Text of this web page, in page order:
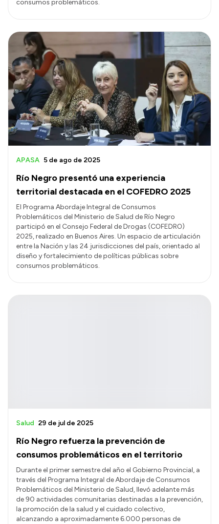
Consulta de pago a proveedores
Intranet
Login
consumos problemáticos.
Río Negro presentó una experiencia
territorial destacada en el COFEDRO 2025
APASA 5 de ago de 2025
El Programa Abordaje Integral de Consumos
Problemáticos del Ministerio de Salud de Río Negro
participó en el Consejo Federal de Drogas (COFEDRO)
2025, realizado en Buenos Aires. Un espacio de articulación
entre la Nación y las 24 jurisdicciones del país, orientado al
diseño y fortalecimiento de políticas públicas sobre
consumos problemáticos.
Río Negro refuerza la prevención de
consumos problemáticos en el territorio
Salud 29 de jul de 2025
Durante el primer semestre del año el Gobierno Provincial, a
través del Programa Integral de Abordaje de Consumos
Problemáticos del Ministerio de Salud, llevó adelante más
de 90 actividades comunitarias destinadas a la prevención,
la promoción de la salud y el cuidado colectivo,
alcanzando a aproximadamente 6.000 personas de